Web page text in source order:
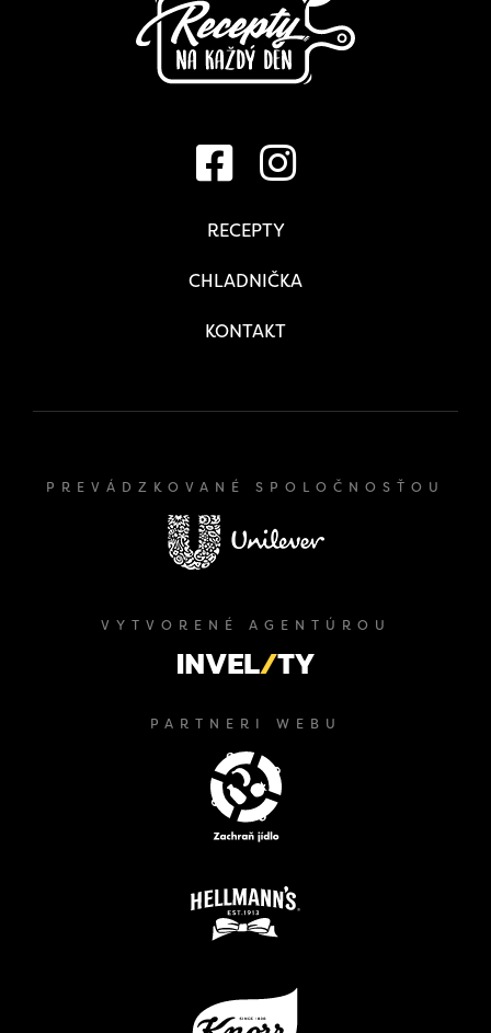
RECEPTY
CHLADNIČKA
KONTAKT
PREVÁDZKOVANÉ SPOLOČNOSŤOU
VYTVORENÉ AGENTÚROU
PARTNERI WEBU